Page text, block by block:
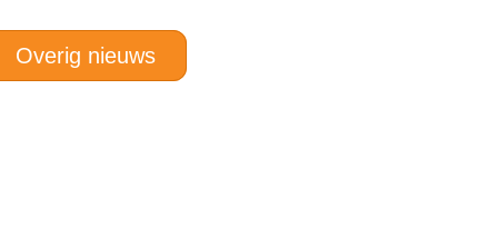
Overig nieuws